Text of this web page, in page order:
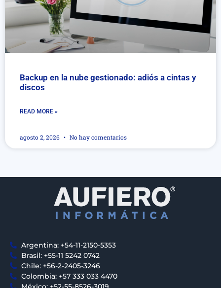
Backup en la nube gestionado: adiós a cintas y
discos
READ MORE »
agosto 2, 2026 No hay comentarios
Argentina: +54-11-2150-5353
Brasil: +55-11 5242 0742
Chile: +56-2-2405-3246
Colombia: +57 333 033 4470